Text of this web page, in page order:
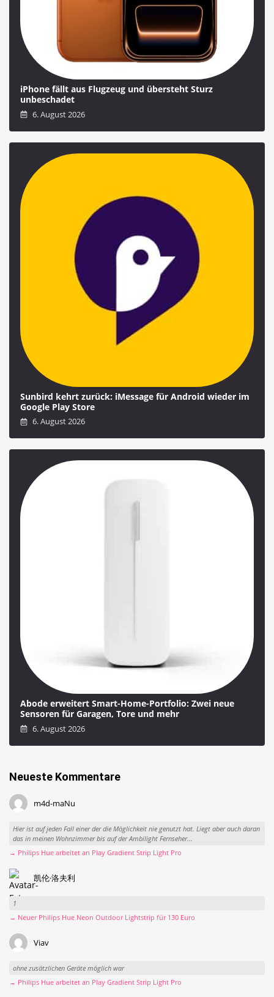
iPhone fällt aus Flugzeug und übersteht Sturz
unbeschadet
6. August 2026
Sunbird kehrt zurück: iMessage für Android wieder im
Google Play Store
6. August 2026
Abode erweitert Smart-Home-Portfolio: Zwei neue
Sensoren für Garagen, Tore und mehr
6. August 2026
Neueste Kommentare
m4d-maNu
Hier ist auf jeden Fall einer der die Möglichkeit nie genutzt hat. Liegt aber auch daran
das in meinen Wohnzimmer bis auf der Ambilight Fernseher...
→ Philips Hue arbeitet an Play Gradient Strip Light Pro
凯伦·洛夫利
1
→ Neuer Philips Hue Neon Outdoor Lightstrip für 130 Euro
Viav
ohne zusätzlichen Geräte möglich war
→ Philips Hue arbeitet an Play Gradient Strip Light Pro